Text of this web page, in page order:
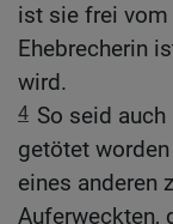
ist sie frei vom
Ehebrecherin
wird.
4 So seid auch
getötet
eines anderen
Auferweckten,